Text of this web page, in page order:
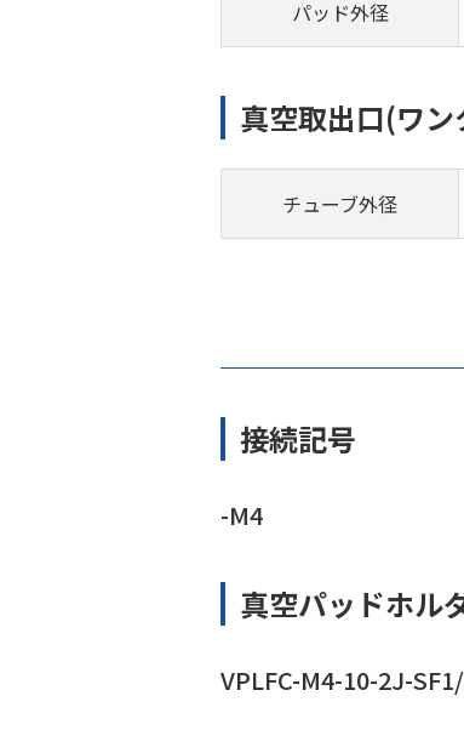
パッド外径
真空取出口(ワ
チューブ外径
接続記号
-M4
真空パッドホル
VPLFC-M4-10-2J-